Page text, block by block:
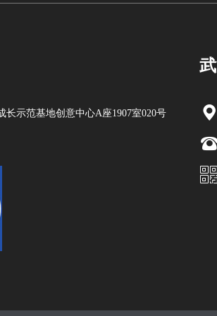
长示范基地创意中心A座1907室020号